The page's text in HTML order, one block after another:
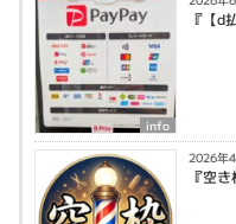
info
『【d
2026年
『空